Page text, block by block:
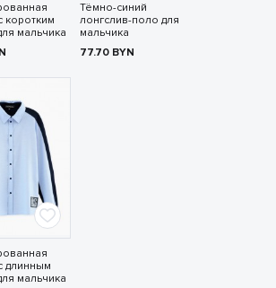
коротким
мальчика
Тёмно-синий
лонгслив-поло для
мальчика
77.70 BYN
длинным
мальчика